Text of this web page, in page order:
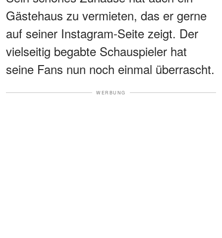
Gästehaus zu vermieten, das er gerne
auf seiner Instagram-Seite zeigt. Der
vielseitig begabte Schauspieler hat
seine Fans nun noch einmal überrascht.
WERBUNG